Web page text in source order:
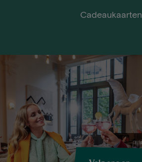
Cadeaukaarten